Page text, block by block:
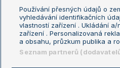
Podmínky užití
GDPR a žurnalistika
Kontakt
Používání přesných údajů o
vyhledávání identifikačních
vlastností zařízení . Ukládání
zařízení . Personalizovaná
a obsahu, průzkum publika a
Seznam partnerů